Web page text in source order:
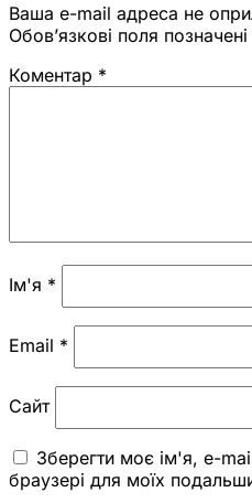
Ваша e-mail адреса не
Обов’язкові поля позначені
Коментар *
Ім'я *
Email *
Сайт
Зберегти моє ім'я, e-
браузері для моїх